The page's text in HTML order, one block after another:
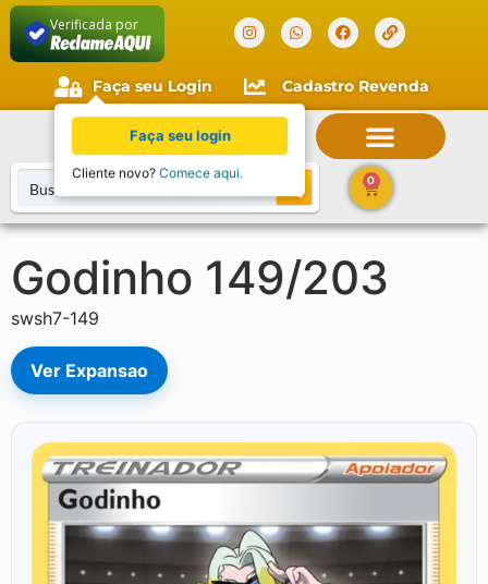
Verificada por
Faça seu Login Cadastro Revenda
0
Godinho 149/203
swsh7-149
Ver Expansao
Faça seu login
Cliente novo? Comece aqui.